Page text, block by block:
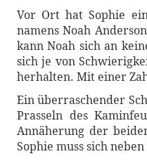
Vor Ort hat Sophie
namens Noah
kann Noah sich an
sich je von
herhalten. Mit einer
Ein überraschender
Prasseln des
Annäherung der
Sophie muss sich